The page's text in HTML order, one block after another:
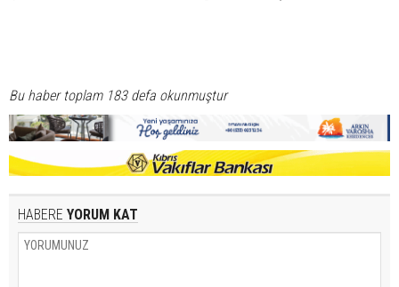
Bu haber toplam 183 defa okunmuştur
HABERE YORUM KAT